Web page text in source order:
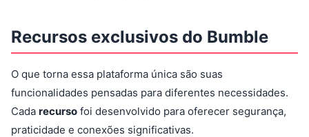
Recursos exclusivos do Bumble
O que torna essa plataforma única são suas
funcionalidades pensadas para diferentes necessidades.
Cada recurso foi desenvolvido para oferecer segurança,
praticidade e conexões significativas.